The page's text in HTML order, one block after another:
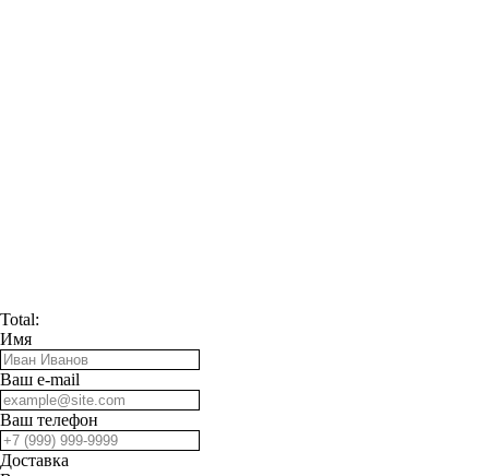
Total:
Имя
Ваш e-mail
Ваш телефон
Доставка